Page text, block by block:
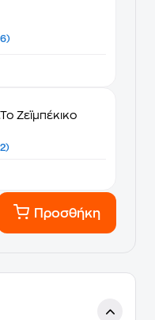
Ζεϊμπέκικο
Προσθήκη